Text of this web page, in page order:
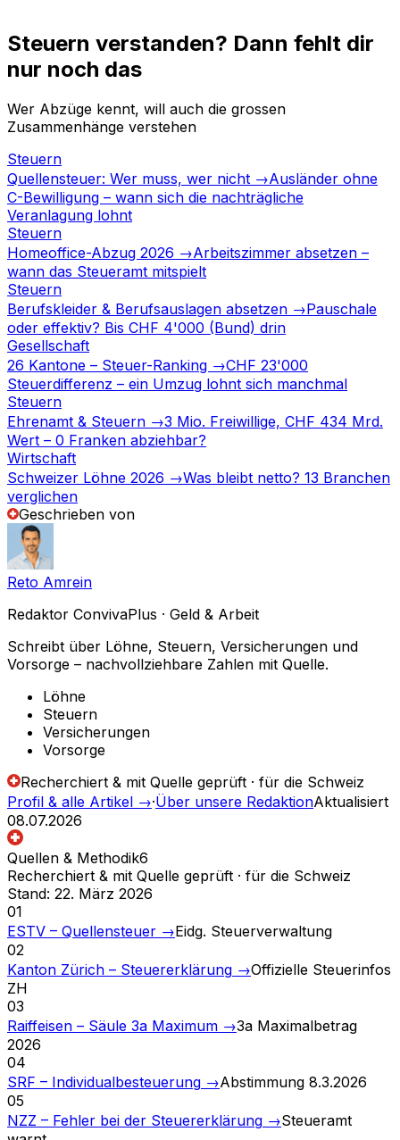
Steuern verstanden? Dann fehlt dir
nur noch das
Wer Abzüge kennt, will auch die grossen
Zusammenhänge verstehen
Steuern
Quellensteuer: Wer muss, wer nicht →Ausländer ohne
C-Bewilligung – wann sich die nachträgliche
Veranlagung lohnt
Steuern
Homeoffice-Abzug 2026 →Arbeitszimmer absetzen –
wann das Steueramt mitspielt
Steuern
Berufskleider & Berufsauslagen absetzen →Pauschale
oder effektiv? Bis CHF 4'000 (Bund) drin
Gesellschaft
26 Kantone – Steuer-Ranking →CHF 23'000
Steuerdifferenz – ein Umzug lohnt sich manchmal
Steuern
Ehrenamt & Steuern →3 Mio. Freiwillige, CHF 434 Mrd.
Wert – 0 Franken abziehbar?
Wirtschaft
Schweizer Löhne 2026 →Was bleibt netto? 13 Branchen
verglichen
Geschrieben von
Reto Amrein
Redaktor ConvivaPlus · Geld & Arbeit
Schreibt über Löhne, Steuern, Versicherungen und
Vorsorge – nachvollziehbare Zahlen mit Quelle.
Löhne
Steuern
Versicherungen
Vorsorge
Recherchiert & mit Quelle geprüft · für die Schweiz
Profil & alle Artikel →·Über unsere RedaktionAktualisiert
08.07.2026
Quellen & Methodik6
Recherchiert & mit Quelle geprüft · für die Schweiz
Stand: 22. März 2026
01
ESTV – Quellensteuer →Eidg. Steuerverwaltung
02
Kanton Zürich – Steuererklärung →Offizielle Steuerinfos
ZH
03
Raiffeisen – Säule 3a Maximum →3a Maximalbetrag
2026
04
SRF – Individualbesteuerung →Abstimmung 8.3.2026
05
NZZ – Fehler bei der Steuererklärung →Steueramt